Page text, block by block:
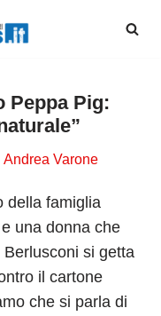
Peppa Pig:
Andrea Varone
della famiglia
una donna che
si getta
il cartone
che si parla di